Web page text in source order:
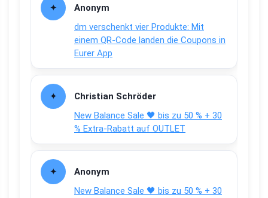
Anonym
dm verschenkt vier Produkte: Mit
einem QR-Code landen die Coupons in
Eurer App
Christian Schröder
New Balance Sale 🖤 bis zu 50 % + 30
% Extra-Rabatt auf OUTLET
Anonym
New Balance Sale 🖤 bis zu 50 % + 30